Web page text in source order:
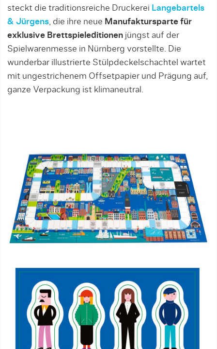
steckt die traditionsreiche Druckerei Langebartels
& Jürgens, die ihre neue Manufaktursparte für
exklusive Brettspieleditionen jüngst auf der
Spielwarenmesse in Nürnberg vorstellte. Die
wunderbar illustrierte Stülpdeckelschachtel wartet
mit ungestrichenem Offsetpapier und Prägung auf,
ganze Verpackung ist klimaneutral.